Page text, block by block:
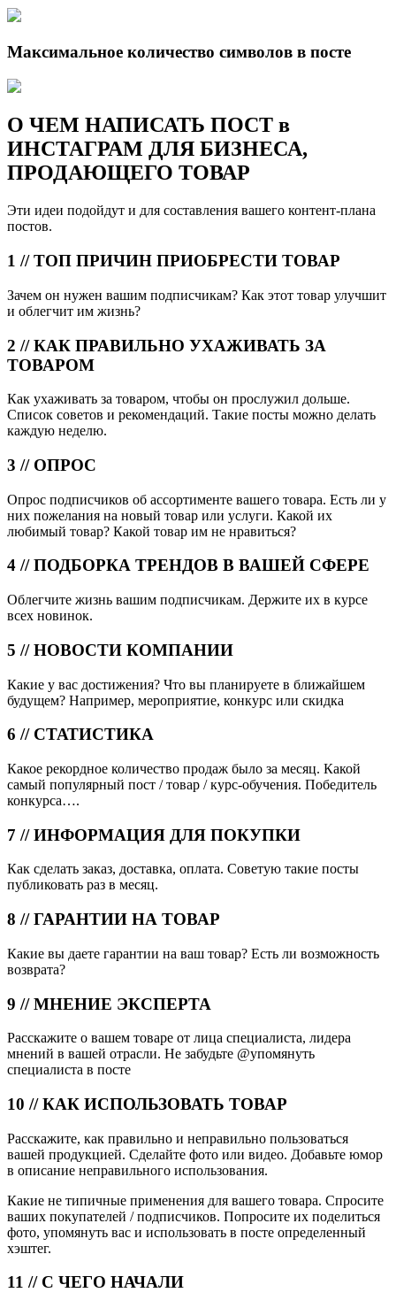
Максимальное количество символов в посте
О ЧЕМ НАПИСАТЬ ПОСТ в
ИНСТАГРАМ ДЛЯ БИЗНЕСА,
ПРОДАЮЩЕГО ТОВАР
Эти идеи подойдут и для составления вашего контент-плана
постов.
1 // ТОП ПРИЧИН ПРИОБРЕСТИ ТОВАР
Зачем он нужен вашим подписчикам? Как этот товар улучшит
и облегчит им жизнь?
2 // КАК ПРАВИЛЬНО УХАЖИВАТЬ ЗА
ТОВАРОМ
Как ухаживать за товаром, чтобы он прослужил дольше.
Список советов и рекомендаций. Такие посты можно делать
каждую неделю.
3 // ОПРОС
Опрос подписчиков об ассортименте вашего товара. Есть ли у
них пожелания на новый товар или услуги. Какой их
любимый товар? Какой товар им не нравиться?
4 // ПОДБОРКА ТРЕНДОВ В ВАШЕЙ СФЕРЕ
Облегчите жизнь вашим подписчикам. Держите их в курсе
всех новинок.
5 // НОВОСТИ КОМПАНИИ
Какие у вас достижения? Что вы планируете в ближайшем
будущем? Например, мероприятие, конкурс или скидка
6 // СТАТИСТИКА
Какое рекордное количество продаж было за месяц. Какой
самый популярный пост / товар / курс-обучения. Победитель
конкурса….
7 // ИНФОРМАЦИЯ ДЛЯ ПОКУПКИ
Как сделать заказ, доставка, оплата. Советую такие посты
публиковать раз в месяц.
8 // ГАРАНТИИ НА ТОВАР
Какие вы даете гарантии на ваш товар? Есть ли возможность
возврата?
9 // МНЕНИЕ ЭКСПЕРТА
Расскажите о вашем товаре от лица специалиста, лидера
мнений в вашей отрасли. Не забудьте @упомянуть
специалиста в посте
10 // КАК ИСПОЛЬЗОВАТЬ ТОВАР
Расскажите, как правильно и неправильно пользоваться
вашей продукцией. Сделайте фото или видео. Добавьте юмор
в описание неправильного использования.
Какие не типичные применения для вашего товара. Спросите
ваших покупателей / подписчиков. Попросите их поделиться
фото, упомянуть вас и использовать в посте определенный
хэштег.
11 // С ЧЕГО НАЧАЛИ